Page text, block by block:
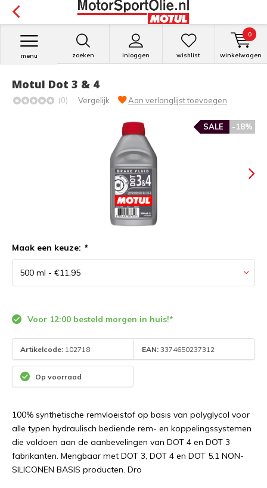
zoeken inloggen
menu wishlist winkelwagen
0
Motul Dot 3 & 4
(0) Vergelijk Aan verlanglijst toevoegen
-18%
SALE
Maak een keuze: *
Voor 12:00 besteld morgen in huis!*
Artikelcode: 102718 EAN: 3374650237312
Op voorraad
100% synthetische remvloeistof op basis van polyglycol voor
alle typen hydraulisch bediende rem- en koppelingssystemen
die voldoen aan de aanbevelingen van DOT 4 en DOT 3
fabrikanten. Mengbaar met DOT 3, DOT 4 en DOT 5.1 NON-
SILICONEN BASIS producten. Dro